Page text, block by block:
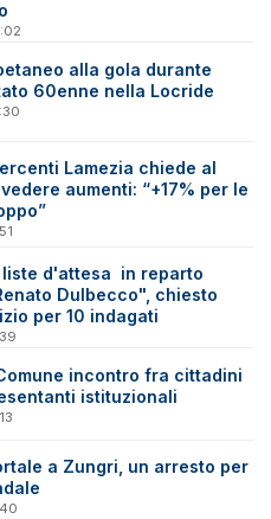
alla gola durante
60enne nella Locride
Lamezia chiede al
aumenti: “+17% per le
liste d'attesa in reparto
Dulbecco", chiesto
per 10 indagati
incontro fra cittadini
istituzionali
a Zungri, un arresto per